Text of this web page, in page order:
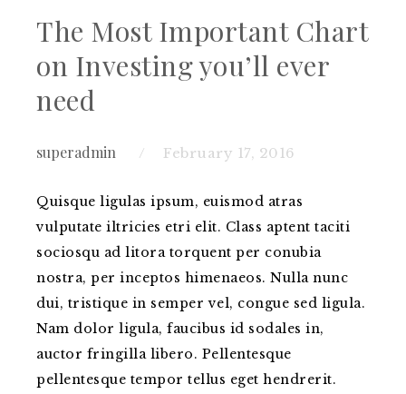
The Most Important Chart
on Investing you’ll ever
need
superadmin February 17, 2016
Quisque ligulas ipsum, euismod atras
vulputate iltricies etri elit. Class aptent taciti
sociosqu ad litora torquent per conubia
nostra, per inceptos himenaeos. Nulla nunc
dui, tristique in semper vel, congue sed ligula.
Nam dolor ligula, faucibus id sodales in,
auctor fringilla libero. Pellentesque
pellentesque tempor tellus eget hendrerit.